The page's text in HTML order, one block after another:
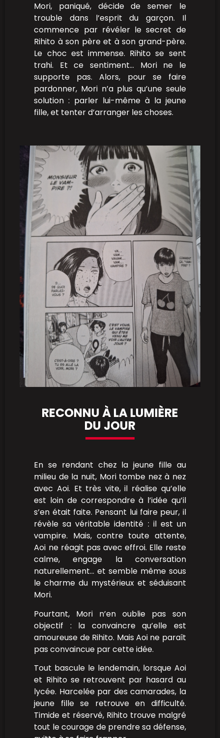
Mori, paniqué, décide de semer le
trouble dans l’esprit du garçon. Il
commence par révéler le secret de
Rihito à son père et à son grand-père.
Le choc est immense. Rihito se sent
trahi. Et ce sentiment… Mori ne le
supporte pas. Alors, pour se faire
pardonner, Mori n’a plus qu’une seule
solution : parler lui-même à la jeune
fille, et tenter d’arranger les choses.
RECONNU À LA LUMIÈRE
DU JOUR
En se rendant chez la jeune fille au
milieu de la nuit, Mori tombe nez à nez
avec Aoi. Et très vite, il réalise qu’elle
est loin de correspondre à l’idée qu’il
s’en était faite. Pensant lui faire peur, il
révèle sa véritable identité : il est un
vampire. Mais, contre toute attente,
Aoi ne réagit pas avec effroi. Elle reste
calme, engage la conversation
naturellement… et semble même sous
le charme du mystérieux et séduisant
Mori.
Pourtant, Mori n’en oublie pas son
objectif : la convaincre qu’elle est
amoureuse de Rihito. Mais Aoi ne paraît
pas convaincue par cette idée.
Tout bascule le lendemain, lorsque Aoi
et Rihito se retrouvent par hasard au
lycée. Harcelée par des camarades, la
jeune fille se retrouve en difficulté.
Timide et réservé, Rihito trouve malgré
tout le courage de prendre sa défense,